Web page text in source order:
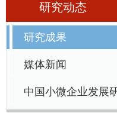
研究动态
研究成果
媒体新闻
中国小微企业发展